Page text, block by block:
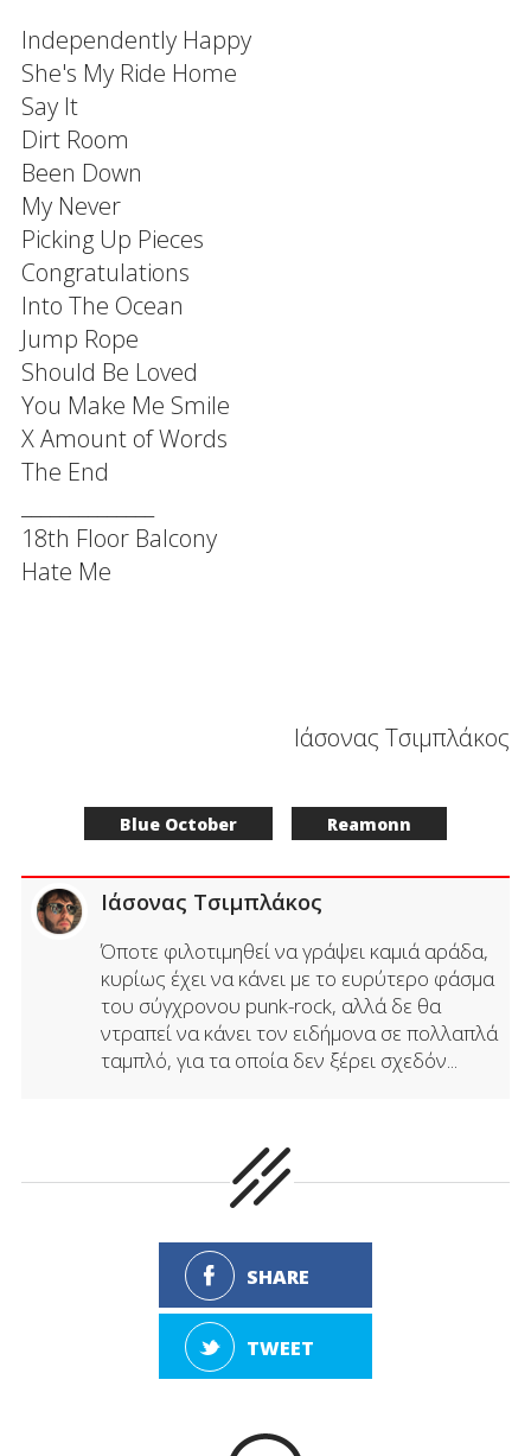
Independently Happy
She's My Ride Home
Say It
Dirt Room
Been Down
My Never
Picking Up Pieces
Congratulations
Into The Ocean
Jump Rope
Should Be Loved
You Make Me Smile
X Amount of Words
The End
18th Floor Balcony
Hate Me
Ιάσονας Τσιμπλάκος
Blue October Reamonn
Ιάσονας Τσιμπλάκος
Όποτε φιλοτιμηθεί να γράψει καμιά αράδα,
κυρίως έχει να κάνει με το ευρύτερο φάσμα
του σύγχρονου punk-rock, αλλά δε θα
ντραπεί να κάνει τον ειδήμονα σε πολλαπλά
ταμπλό, για τα οποία δεν ξέρει σχεδόν...
SHARE
TWEET